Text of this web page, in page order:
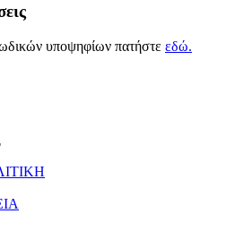
υποψηφίων πατήστε εδώ.